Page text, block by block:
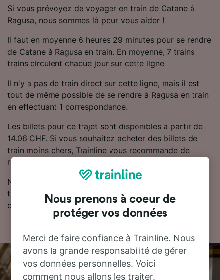
Si vous prévoyez de voyager en train de Catane à
Ragusa, nous sommes là pour vous aider !
Il faut en moyenne 6 heures 29 minutes pour se rendre
de Catane à Ragusa en train. En moyenne, 7 trains
trains circulent chaque jour sur cette ligne.
Il n'y a pas de train direct sur cette ligne, mais il est
tout de même possible de se rendre à Ragusa en train
en effectuant 1 correspondance.
Les billets pour ce trajet sont disponibles à partir de
14.06 CHF. Si vous souhaitez acheter des billets de
train moins chers, Trainline vous recommande de
réserver à l'avance.
Notre planificateur de voyage est l'endroit idéal pour
trouver les horaires, les billets et les tarifs les moins
chers.
Nous prenons à coeur de
protéger vos données
Merci de faire confiance à Trainline. Nous
avons la grande responsabilité de gérer
vos données personnelles. Voici
comment nous allons les traiter.